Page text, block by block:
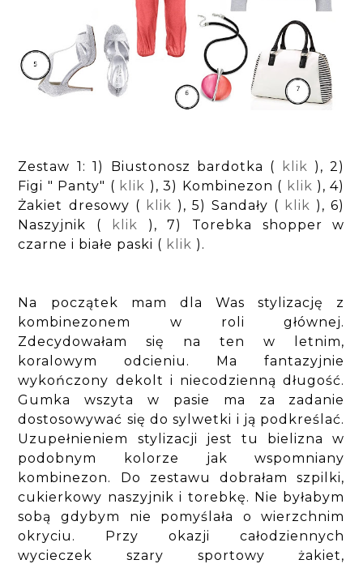
Zestaw 1: 1) Biustonosz bardotka ( klik ), 2)
Figi " Panty" ( klik ), 3) Kombinezon ( klik ), 4)
Żakiet dresowy ( klik ), 5) Sandały ( klik ), 6)
Naszyjnik (
klik ), 7) Torebka shopper w
czarne i białe paski ( klik ).
Na początek mam dla Was stylizację z
kombinezonem w roli głównej.
Zdecydowałam się na ten w letnim,
koralowym odcieniu. Ma fantazyjnie
wykończony dekolt i niecodzienną długość.
Gumka wszyta w pasie ma za zadanie
dostosowywać się do sylwetki i ją podkreślać.
Uzupełnieniem stylizacji jest tu bielizna w
podobnym kolorze jak wspomniany
kombinezon. Do zestawu dobrałam szpilki,
cukierkowy naszyjnik i torebkę. Nie byłabym
sobą gdybym nie pomyślała o wierzchnim
okryciu. Przy okazji całodziennych
wycieczek szary sportowy żakiet,